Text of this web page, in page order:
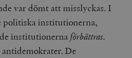
var dömt att misslyckas. I
politiska institutionerna,
institutionerna förbättras.
De